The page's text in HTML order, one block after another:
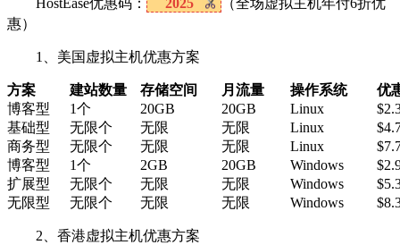
惠）
1、美国虚拟主机优惠方案
方案 建站数量 存储空间 月流量 操作系统
优
博客型
1个 20GB 20GB Linux
基础型
无限个 无限 无限 Linux
商务型
无限个 无限 无限 Linux
博客型
1个 2GB 20GB Windows
扩展型
无限个 无限 无限 Windows
无限型
无限个 无限 无限 Windows
2、香港虚拟主机优惠方案